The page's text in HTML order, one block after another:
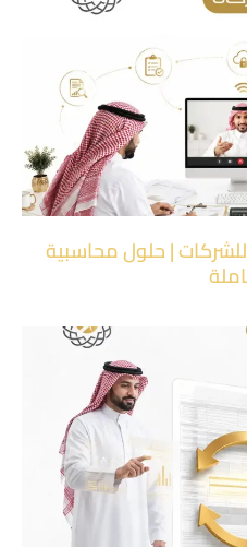
| حلول محاسبية